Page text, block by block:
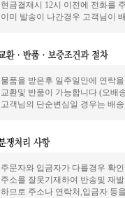
현금결재시 12시 이전에 전화를
이미 발송이 나간경우 고객님이
물품을 받은후 일주일안에 연락
교환및 반품이 가능합니다 (오배
고객님의 단순변심일 경우는 배
주문자와 입금자가 다를경우 확
주소를 잘못기재하여 반송및 재
하므로 주소나 연락처,입금자 등